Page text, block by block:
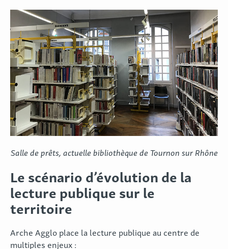
Salle de prêts, actuelle bibliothèque de Tournon sur Rhône
Le scénario d’évolution de la
lecture publique sur le
territoire
Arche Agglo place la lecture publique au centre de
multiples enjeux :